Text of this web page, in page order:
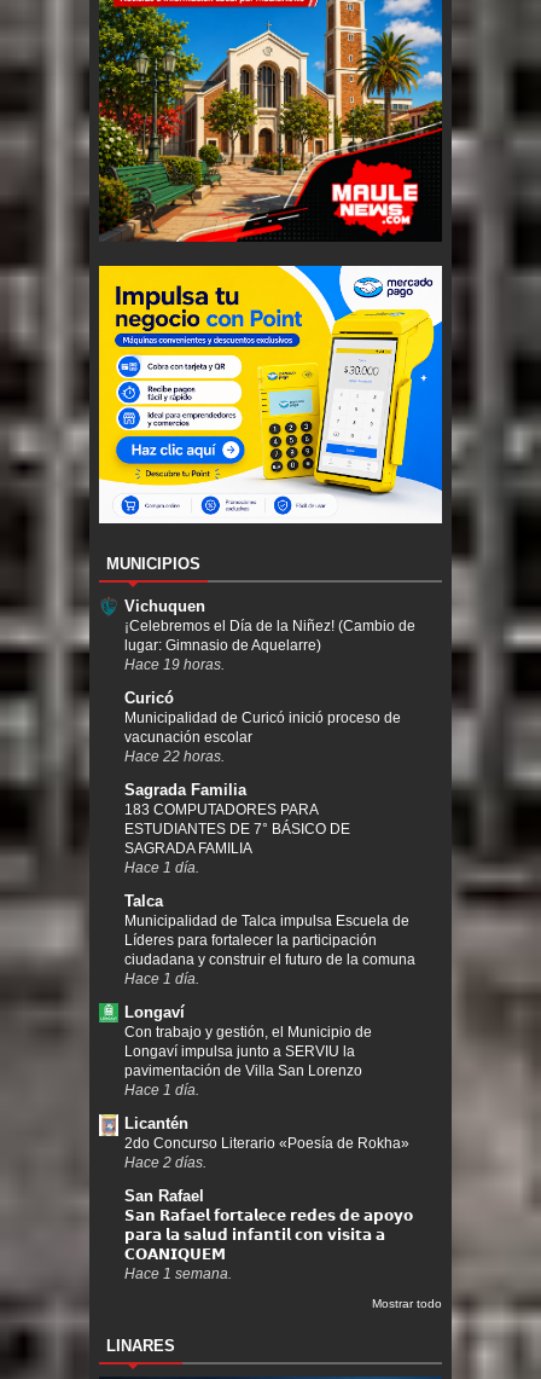
MUNICIPIOS
Vichuquen
¡Celebremos el Día de la Niñez! (Cambio de
lugar: Gimnasio de Aquelarre)
Hace 19 horas.
Curicó
Municipalidad de Curicó inició proceso de
vacunación escolar
Hace 22 horas.
Sagrada Familia
183 COMPUTADORES PARA
ESTUDIANTES DE 7° BÁSICO DE
SAGRADA FAMILIA
Hace 1 día.
Talca
Municipalidad de Talca impulsa Escuela de
Líderes para fortalecer la participación
ciudadana y construir el futuro de la comuna
Hace 1 día.
Longaví
Con trabajo y gestión, el Municipio de
Longaví impulsa junto a SERVIU la
pavimentación de Villa San Lorenzo
Hace 1 día.
Licantén
2do Concurso Literario «Poesía de Rokha»
Hace 2 días.
San Rafael
𝗦𝗮𝗻 𝗥𝗮𝗳𝗮𝗲𝗹 𝗳𝗼𝗿𝘁𝗮𝗹𝗲𝗰𝗲 𝗿𝗲𝗱𝗲𝘀 𝗱𝗲 𝗮𝗽𝗼𝘆𝗼
𝗽𝗮𝗿𝗮 𝗹𝗮 𝘀𝗮𝗹𝘂𝗱 𝗶𝗻𝗳𝗮𝗻𝘁𝗶𝗹 𝗰𝗼𝗻 𝘃𝗶𝘀𝗶𝘁𝗮 𝗮
𝗖𝗢𝗔𝗡𝗜𝗤𝗨𝗘𝗠
Hace 1 semana.
Mostrar todo
LINARES